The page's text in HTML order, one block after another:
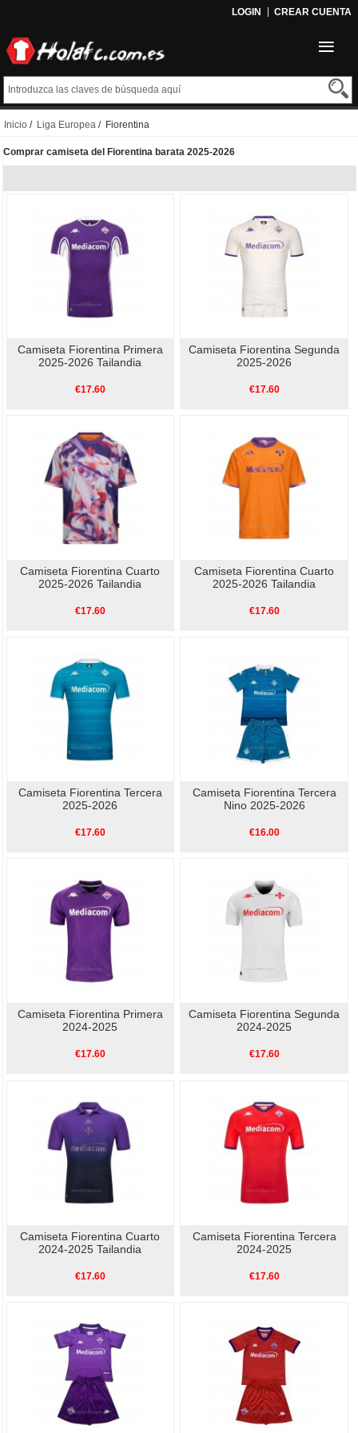
LOGIN CREAR CUENTA
Inicio / Liga Europea / Fiorentina
Comprar camiseta del Fiorentina barata 2025-2026
Camiseta Fiorentina Primera
2025-2026 Tailandia
€17.60
Camiseta Fiorentina Segunda
2025-2026
€17.60
Camiseta Fiorentina Cuarto
2025-2026 Tailandia
€17.60
Camiseta Fiorentina Cuarto
2025-2026 Tailandia
€17.60
Camiseta Fiorentina Tercera
2025-2026
€17.60
Camiseta Fiorentina Tercera
Nino 2025-2026
€16.00
Camiseta Fiorentina Primera
2024-2025
€17.60
Camiseta Fiorentina Segunda
2024-2025
€17.60
Camiseta Fiorentina Cuarto
2024-2025 Tailandia
€17.60
Camiseta Fiorentina Tercera
2024-2025
€17.60